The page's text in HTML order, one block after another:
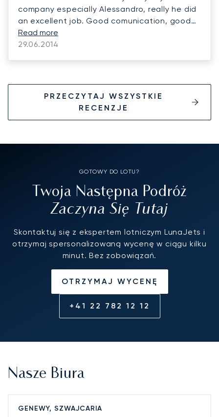
company especially Alessandro, really he did
an excellent job. Good comunication, good
service, great follow up. In short words, I was
lucky to pick your company. Regards.
Read more
29.06.2014
PRZECZYTAJ WSZYSTKIE
RECENZJE
GOTOWY DO LOTU?
Twoja Następna Podróż
Zaczyna Się Tutaj
Skontaktuj się z ekspertem lotniczym LunaJets i
otrzymaj spersonalizowaną wycenę w ciągu kilku
minut. Bez zobowiązań.
OTRZYMAJ WYCENĘ
+41 22 782 12 12
Nasze Biura
GENEWY, SZWAJCARIA